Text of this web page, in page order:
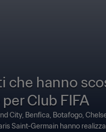
che hanno
Club FIFA
City, Benfica, Botafogo,
Saint-Germain hanno